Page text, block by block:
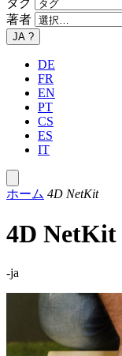
タグ
著者
JA ?
DE
FR
EN
PT
CS
ES
IT
ホーム 4D NetKit
4D NetKit
-ja